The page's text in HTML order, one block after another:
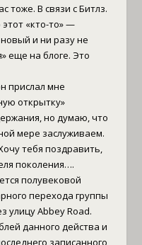
тоже. В связи с Битлз.
«кто-то» —
и ни разу не
еще на блоге. Это
прислал мне
открытку»
но думаю, что
мере заслуживаем.
тебя поздравить,
поколения….
полувековой
перехода группы
улицу Abbey Road.
данного действа и
записанного